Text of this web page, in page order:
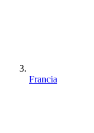
Francia